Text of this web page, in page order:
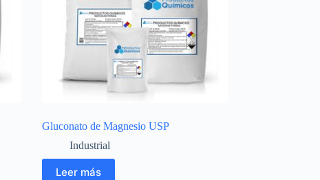
Gluconato de Magnesio USP
Industrial
Leer más